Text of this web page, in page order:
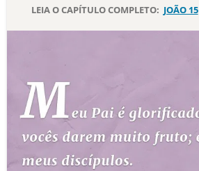
10 MANDAMENTOS
ESTUDOS BÍBLICOS
ESBOÇOS DE PREGAÇÃO
LEIA O CAPÍTULO COMPLETO: JOÃO 15